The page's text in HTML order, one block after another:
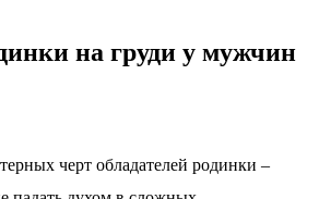
на груди у мужчин
черт обладателей родинки –